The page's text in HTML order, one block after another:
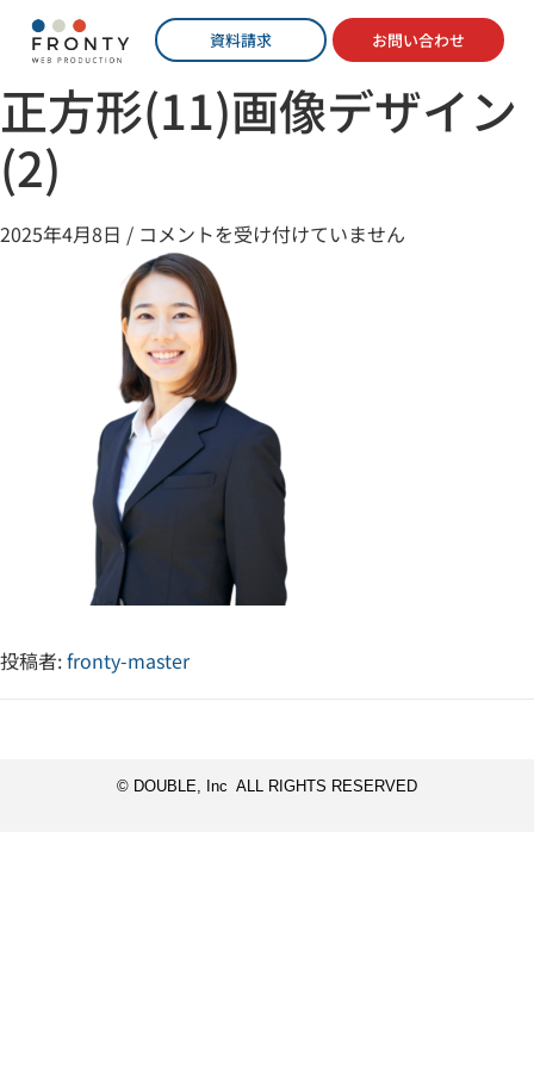
資料請求 お問い合わせ
正方形(11)画像デザイン
(2)
2025年4月8日 / コメントを受け付けていません
投稿者:fronty-master
© DOUBLE, Inc ALL RIGHTS RESERVED